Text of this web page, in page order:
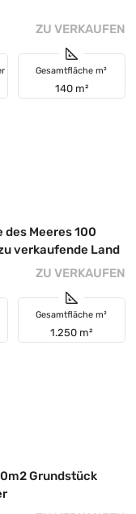
ZU VERKAUFEN
Gesamtfläche m²
140 m²
des Meeres 100
verkaufende Land
ZU VERKAUFEN
Gesamtfläche m²
1.250 m²
Grundstück